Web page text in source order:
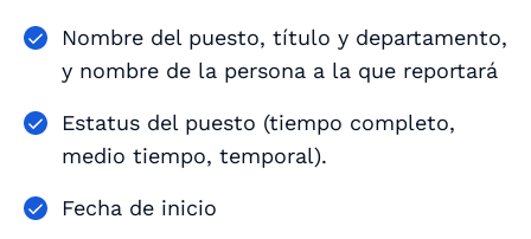
Nombre del puesto, título y departamento,
y nombre de la persona a la que reportará
Estatus del puesto (tiempo completo,
medio tiempo, temporal).
Fecha de inicio